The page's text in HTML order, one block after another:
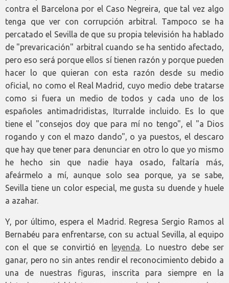
contra el Barcelona por el Caso Negreira, que tal vez algo
tenga que ver con corrupción arbitral. Tampoco se ha
percatado el Sevilla de que su propia televisión ha hablado
de "prevaricación" arbitral cuando se ha sentido afectado,
pero eso será porque ellos sí tienen razón y porque pueden
hacer lo que quieran con esta razón desde su medio
oficial, no como el Real Madrid, cuyo medio debe tratarse
como si fuera un medio de todos y cada uno de los
españoles antimadridistas, Iturralde incluido. Es lo que
tiene el "consejos doy que para mí no tengo", el "a Dios
rogando y con el mazo dando", o ya puestos, el descaro
que hay que tener para denunciar en otro lo que yo mismo
he hecho sin que nadie haya osado, faltaría más,
afeármelo a mí, aunque solo sea porque, ya se sabe,
Sevilla tiene un color especial, me gusta su duende y huele
a azahar.
Y, por último, espera el Madrid. Regresa Sergio Ramos al
Bernabéu para enfrentarse, con su actual Sevilla, al equipo
con el que se convirtió en leyenda. Lo nuestro debe ser
ganar, pero no sin antes rendir el reconocimiento debido a
una de nuestras figuras, inscrita para siempre en la